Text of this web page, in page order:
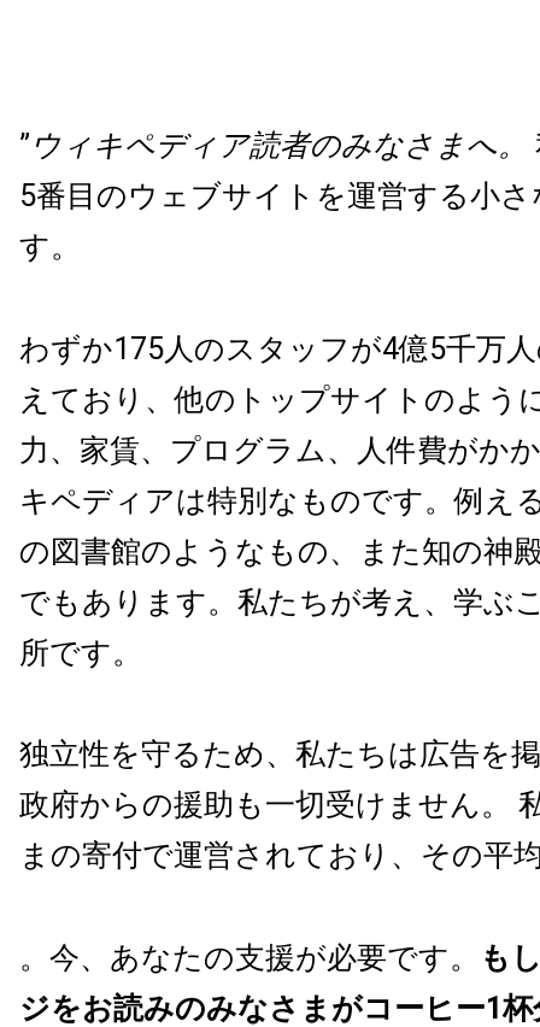
”ウィキペディア読者のみなさまへ。
5番目のウェブサイトを運営する小
す。
わずか175人のスタッフが4億5千万
えており、他のトップサイトのよう
力、家賃、プログラム、人件費がか
キペディアは特別なものです。例え
の図書館のようなもの、また知の神
でもあります。私たちが考え、学ぶ
所です。
独立性を守るため、私たちは広告を
政府からの援助も一切受けません。
まの寄付で運営されており、その平
。今、あなたの支援が必要です。
も
ジをお読みのみなさまがコーヒー1